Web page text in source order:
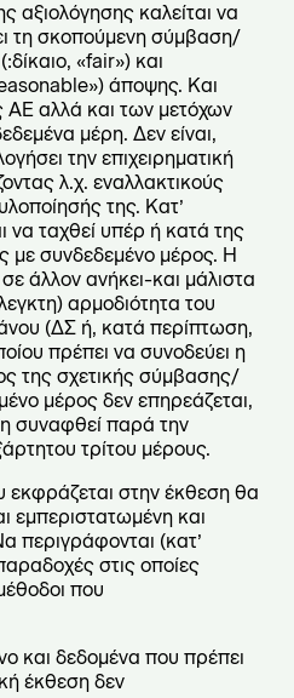
αξιολόγησης καλείται να
τη σκοπούμενη σύμβαση/
«fair») και
άποψης. Και
ΑΕ αλλά και των μετόχων
μέρη. Δεν είναι,
την επιχειρηματική
λ.χ. εναλλακτικούς
της. Κατ’
να ταχθεί υπέρ ή κατά της
με συνδεδεμένο μέρος. Η
άλλον ανήκει-και μάλιστα
αρμοδιότητα του
(ΔΣ ή, κατά περίπτωση,
πρέπει να συνοδεύει η
της σχετικής σύμβασης/
μέρος δεν επηρεάζεται,
συναφθεί παρά την
τρίτου μέρους.
στην έκθεση θα
εμπεριστατωμένη και
περιγράφονται (κατ’
στις οποίες
που
και δεδομένα που πρέπει
έκθεση δεν